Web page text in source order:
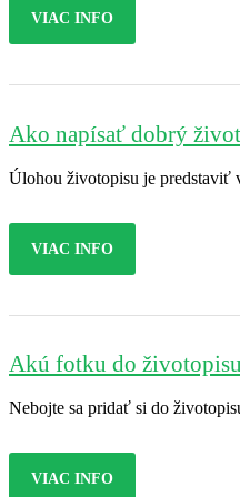
VIAC INFO
Ako napísať dobrý
Úlohou životopisu je predstaviť
VIAC INFO
Akú fotku do životopisu
Nebojte sa pridať si do
VIAC INFO